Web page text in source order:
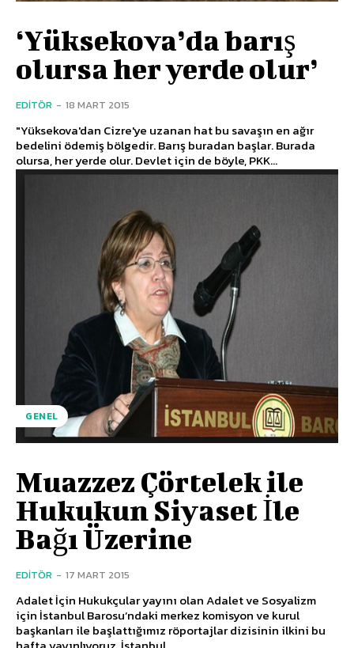
‘Yüksekova’da barış
olursa her yerde olur’
EDITÖR - 18 MART 2015
"Yüksekova'dan Cizre'ye uzanan hat bu savaşın en ağır
bedelini ödemiş bölgedir. Barış buradan başlar. Burada
olursa, her yerde olur. Devlet için de böyle, PKK...
GENEL
Muazzez Çörtelek ile
Hukukun Siyaset İle
Bağı Üzerine
EDITÖR - 17 MART 2015
Adalet İçin Hukukçular yayını olan Adalet ve Sosyalizm
için İstanbul Barosu’ndaki merkez komisyon ve kurul
başkanları ile başlattığımız röportajlar dizisinin ilkini bu